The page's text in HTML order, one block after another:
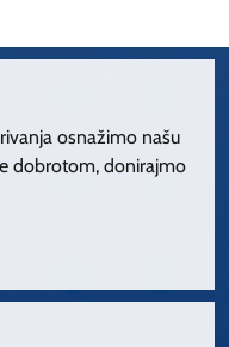
osnažimo našu
dobrotom, donirajmo